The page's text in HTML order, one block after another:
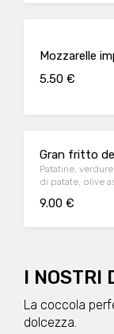
Mozzarelle
5.50 €
Gran fritto
Patatine,
di patate, olive
9.00 €
I NOSTRI
La coccola
dolcezza.